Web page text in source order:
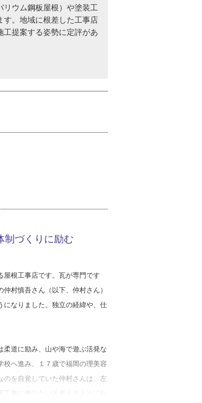
ウム鋼板屋根）や塗装工
す。地域に根差した工事店
工提案する姿勢に定評があ
制づくりに励む
屋根工事店です。瓦が専門です
村慎吾さん（以下、仲村さん）
になりました。独立の経緯や、仕
柔道に励み、山や海で遊ぶ活発な
校へ進み、１７歳で福岡の理美容
のを自覚していた仲村さんは、左